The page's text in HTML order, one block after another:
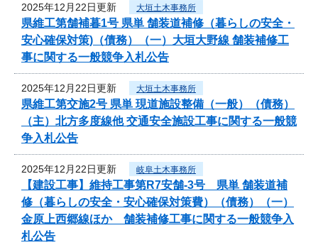
2025年12月22日更新 大垣土木事務所
県維工第舗補暮1号 県単 舗装道補修（暮らしの安全・
安心確保対策)（債務）（一）大垣大野線 舗装補修工
事に関する一般競争入札公告
2025年12月22日更新 大垣土木事務所
県維工第交施2号 県単 現道施設整備（一般）（債務）
（主）北方多度線他 交通安全施設工事に関する一般競
争入札公告
2025年12月22日更新 岐阜土木事務所
【建設工事】維持工事第R7安舗-3号 県単 舗装道補
修（暮らしの安全・安心確保対策費）（債務）（一）
金原上西郷線ほか 舗装補修工事に関する一般競争入
札公告